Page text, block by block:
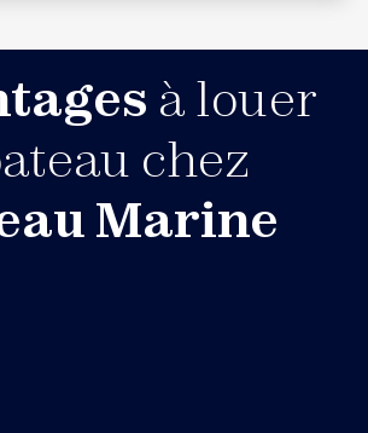
à louer
chez
Marine